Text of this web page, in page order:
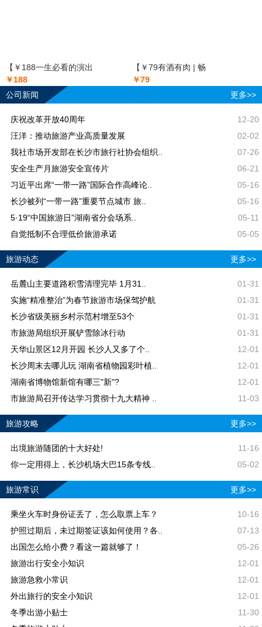
【￥188一生必看的演出
￥188
【￥79有酒有肉 | 畅
￥79
公司新闻
更多>>
庆祝改革开放40周年
12-20
汪洋：推动旅游产业高质量发展
02-02
我社市场开发部在长沙市旅行社协会组织..
07-26
安全生产月旅游安全宣传片
06-21
习近平出席“一带一路”国际合作高峰论..
05-16
长沙被列“一带一路”重要节点城市 旅..
05-16
5·19“中国旅游日”湖南省分会场系..
05-11
自觉抵制不合理低价旅游承诺
05-05
旅游动态 更多>>
岳麓山主要道路积雪清理完毕 1月31..
01-31
实施“精准整治”为春节旅游市场保驾护航
01-31
长沙省级美丽乡村示范村增至53个
01-31
市旅游局组织开展铲雪除冰行动
01-31
天华山景区12月开园 长沙人又多了个..
12-01
长沙周末去哪儿玩 湖南省植物园彩叶植..
12-01
湖南省博物馆新馆有哪三"新"?
12-01
市旅游局召开传达学习贯彻十九大精神 ..
11-03
旅游攻略 更多>>
出境旅游随团的十大好处!
11-16
你一定用得上，长沙机场大巴15条专线..
05-02
旅游常识 更多>>
乘坐火车时身份证丢了，怎么取票上车？
10-16
护照过期后，未过期签证该如何使用？各..
07-13
出国怎么给小费？看这一篇就够了！
05-26
旅游出行安全小知识
12-01
旅游急救小常识
12-01
外出旅行的安全小知识
12-01
冬季出游小贴士
11-30